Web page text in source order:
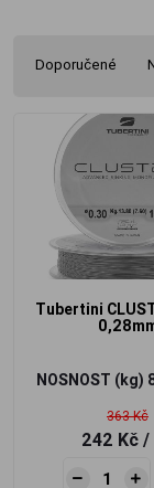
Doporučené
Tubertini
NOSNOST (kg)
363 Kč
242 Kč /